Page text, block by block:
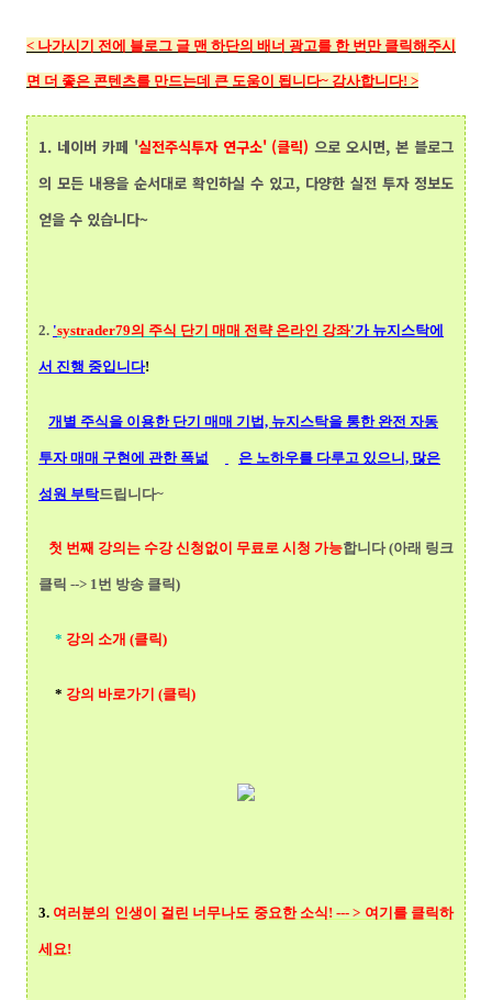
< 나가시기 전에 블로그 글 맨 하단의 배너 광고를 한 번만 클릭해주시
면 더 좋은 콘텐츠를 만드는데 큰 도움이 됩니다~ 감사합니다! >
1. 네이버 카페 '실전주식투자 연구소' (클릭) 으로 오시면, 본 블로그
의 모든 내용을 순서대로 확인하실 수 있고, 다양한 실전 투자 정보도
얻을 수 있습니다~
2. 'systrader79의 주식 단기 매매 전략 온라인 강좌'가 뉴지스탁에
서 진행 중입니다!
개별 주식을 이용한 단기 매매 기법, 뉴지스탁을 통한 완전 자동
투자 매매 구현에 관한 폭넓 은 노하우를 다루고 있으니, 많은
성원 부탁드립니다~
첫 번째 강의는 수강 신청없이 무료로 시청 가능합니다 (아래 링크
클릭 --> 1번 방송 클릭)
* 강의 소개 (클릭)
* 강의 바로가기 (클릭)
3. 여러분의 인생이 걸린 너무나도 중요한 소식! --- > 여기를 클릭하
세요!